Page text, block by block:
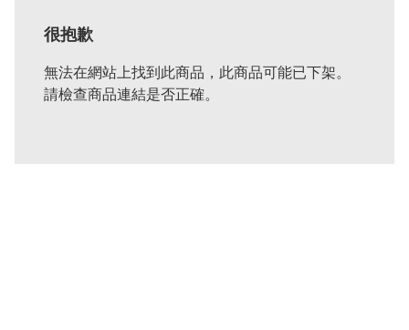
很抱歉
無法在網站上找到此商品，此商品可能已下架。
請檢查商品連結是否正確。